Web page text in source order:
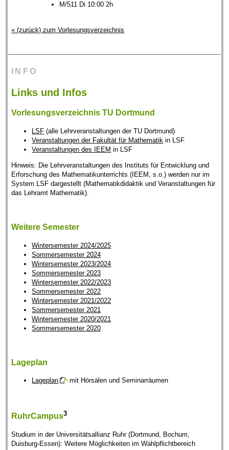
M/511 Di 10:00 2h
« (zurück) zum Vorlesungsverzeichnis
INFO
Links und Infos
Vorlesungsverzeichnis TU Dortmund
LSF (alle Lehrveranstaltungen der TU Dortmund)
Veranstaltungen der Fakultät für Mathematik in LSF
Veranstaltungen des IEEM in LSF
Hinweis: Die Lehrveranstaltungen des Instituts für Entwicklung und
Erforschung des Mathematikunterrichts (IEEM, s.o.) werden nur im
System LSF dargestellt (Mathematikdidaktik und Veranstaltungen für
das Lehramt Mathematik).
Weitere Semester
Wintersemester 2024/2025
Sommersemester 2024
Wintersemester 2023/2024
Sommersemester 2023
Wintersemester 2022/2023
Sommersemester 2022
Wintersemester 2021/2022
Sommersemester 2021
Wintersemester 2020/2021
Sommersemester 2020
Lageplan
Lageplan mit Hörsälen und Seminarräumen
RuhrCampus3
Studium in der Universitätsallianz Ruhr (Dortmund, Bochum,
Duisburg-Essen): Weitere Möglichkeiten im Wahlpflichtbereich